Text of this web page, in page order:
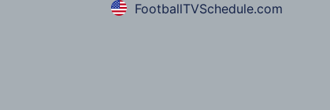
FootballTVSchedule.com